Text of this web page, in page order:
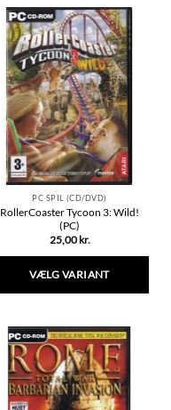
PC SPIL (CD/DVD)
RollerCoaster Tycoon 3: Wild!
(PC)
25,00 kr.
VÆLG VARIANT
har
flere
varianter.
Mulighederne
kan